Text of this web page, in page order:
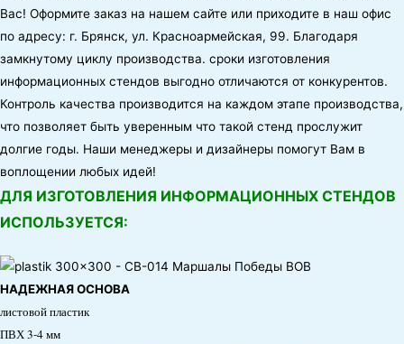
Вас! Оформите заказ на нашем сайте или приходите в наш офис
по адресу: г. Брянск, ул. Красноармейская, 99. Благодаря
замкнутому циклу производства. сроки изготовления
информационных стендов выгодно отличаются от конкурентов.
Контроль качества производится на каждом этапе производства,
что позволяет быть уверенным что такой стенд прослужит
долгие годы. Наши менеджеры и дизайнеры помогут Вам в
воплощении любых идей!
ДЛЯ ИЗГОТОВЛЕНИЯ ИНФОРМАЦИОННЫХ СТЕНДОВ
ИСПОЛЬЗУЕТСЯ:
НАДЕЖНАЯ ОСНОВА
листовой пластик
ПВХ 3-4 мм